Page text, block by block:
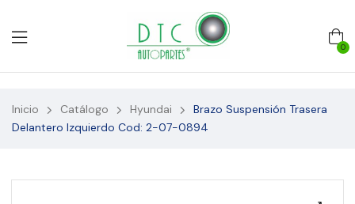
0
Inicio Catálogo Hyundai
Brazo Suspensión Trasera
Delantero Izquierdo Cod: 2-07-0894